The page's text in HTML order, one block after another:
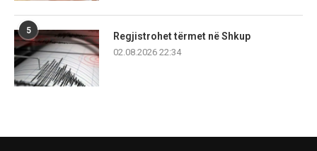
5
Regjistrohet tërmet në Shkup
02.08.2026 22:34